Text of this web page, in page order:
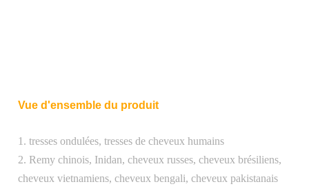
Vue d'ensemble du produit
1. tresses ondulées, tresses de cheveux humains
2. Remy chinois, Inidan, cheveux russes, cheveux brésiliens,
cheveux vietnamiens, cheveux bengali, cheveux pakistanais